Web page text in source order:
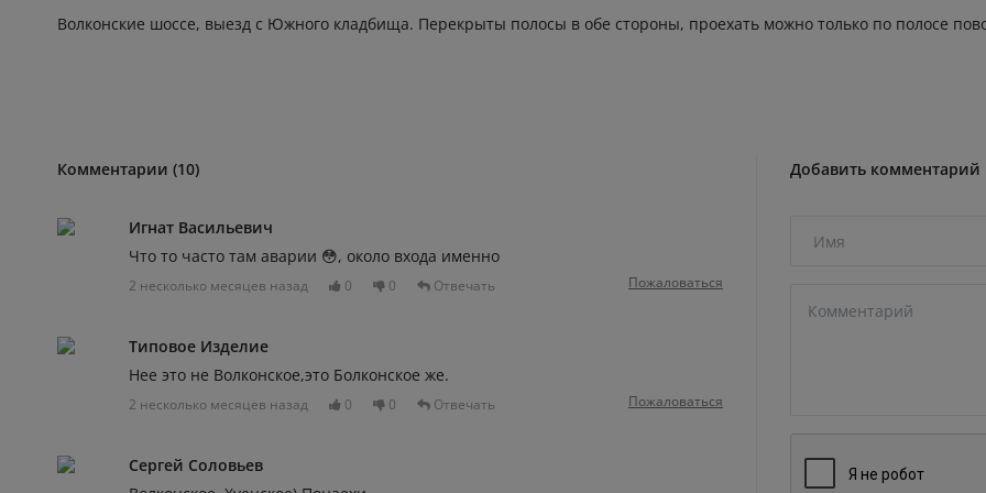
Волконские шоссе, выезд с Южного кладбища. Перекрыты полосы в обе стороны, проехать можно только по полосе
Комментарии (10)
Игнат Васильевич
Что то часто там аварии 😳, около входа именно
2 несколько месяцев назад 0 0 Отвечать Пожаловаться
Типовое Изделие
Нее это не Волконское,это Болконское же.
2 несколько месяцев назад 0 0 Отвечать Пожаловаться
Сергей Соловьев
Добавить комментарий